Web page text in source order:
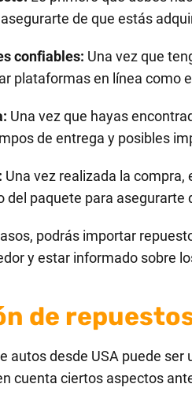
de que estás
confiables: Una vez que
plataformas en línea como
Una vez que hayas
de entrega y posibles
Una vez realizada la
del paquete para asegurarte
podrás importar
y estar informado sobre
de
autos desde USA puede
cuenta ciertos aspectos